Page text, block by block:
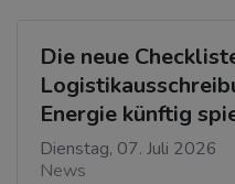
Die neue
Energie künftig
Dienstag, 07. Juli 2026
News